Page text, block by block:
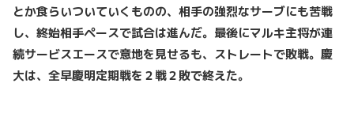
とか食らいついていくものの、相手の強烈なサーブにも苦戦
し、終始相手ペースで試合は進んだ。最後にマルキ主将が連
続サービスエースで意地を見せるも、ストレートで敗戦。慶
大は、全早慶明定期戦を２戦２敗で終えた。